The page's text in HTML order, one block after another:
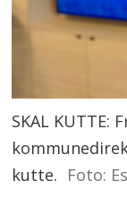
SKAL KUTTE:
kutte. Foto: